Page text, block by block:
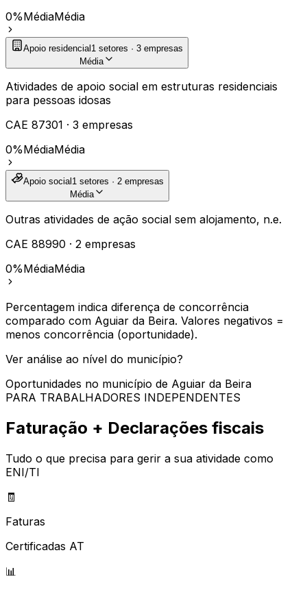
0%MédiaMédia
Apoio residencial 1 setores · 3 empresas
Média
Atividades de apoio social em estruturas residenciais
para pessoas idosas
CAE 87301 · 3 empresas
0%MédiaMédia
Apoio social 1 setores · 2 empresas
Média
Outras atividades de ação social sem alojamento, n.e.
CAE 88990 · 2 empresas
0%MédiaMédia
Percentagem indica diferença de concorrência
comparado com Aguiar da Beira. Valores negativos =
menos concorrência (oportunidade).
Ver análise ao nível do município?
Oportunidades no município de Aguiar da Beira
PARA TRABALHADORES INDEPENDENTES
Faturação + Declarações fiscais
Tudo o que precisa para gerir a sua atividade como
ENI/TI
🧾
Faturas
Certificadas AT
📊